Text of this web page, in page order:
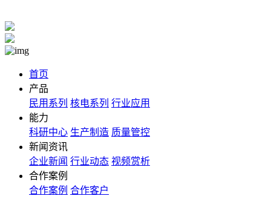
首页
产品
民用系列 核电系列 行业应用
能力
科研中心 生产制造 质量管控
新闻资讯
企业新闻 行业动态 视频赏析
合作案例
合作案例 合作客户